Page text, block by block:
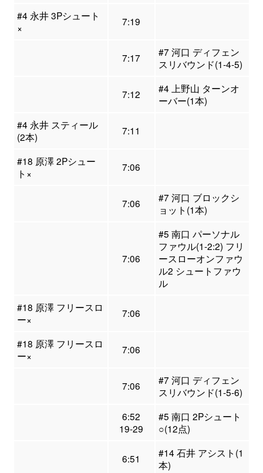
#4 永井 3Pシュート
×
7:19
7:17
#7 河口 ディフェン
スリバウンド(1-4-5)
7:12
#4 上野山 ターンオ
ーバー(1本)
#4 永井 スティール
(2本)
7:11
#18 原澤 2Pシュー
ト×
7:06
7:06
#7 河口 ブロックシ
ョット(1本)
7:06
#5 南口 パーソナル
ファウル(1-2:2) フリ
ースローオンファウ
ル2 シュートファウ
ル
#18 原澤 フリースロ
ー×
7:06
#18 原澤 フリースロ
ー×
7:06
7:06
#7 河口 ディフェン
スリバウンド(1-5-6)
6:52
19-29
#5 南口 2Pシュート
○(12点)
6:51
#14 石井 アシスト(1
本)